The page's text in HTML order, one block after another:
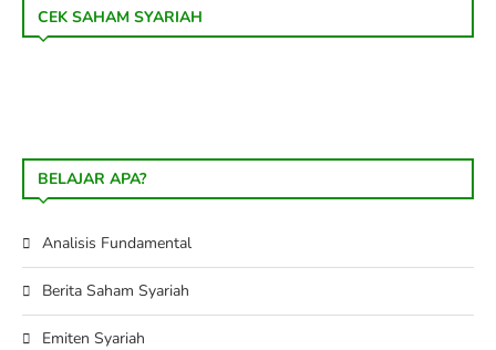
CEK SAHAM SYARIAH
BELAJAR APA?
Analisis Fundamental
Berita Saham Syariah
Emiten Syariah